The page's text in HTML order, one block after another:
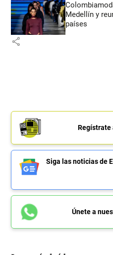
Medellín y
países
share
Regístrate
Siga las noticias de
Únete a